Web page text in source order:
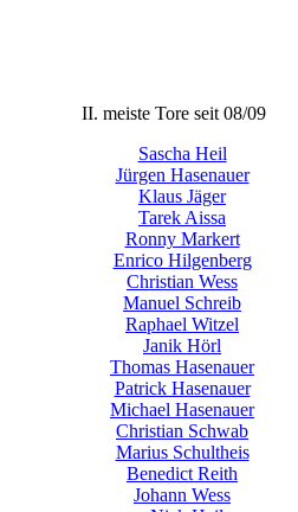
II. meiste Tore seit 08/09
Sascha Heil
Jürgen Hasenauer
Klaus Jäger
Tarek Aissa
Ronny Markert
Enrico Hilgenberg
Christian Wess
Manuel Schreib
Raphael Witzel
Janik Hörl
Thomas Hasenauer
Patrick Hasenauer
Michael Hasenauer
Christian Schwab
Marius Schultheis
Benedict Reith
Johann Wess